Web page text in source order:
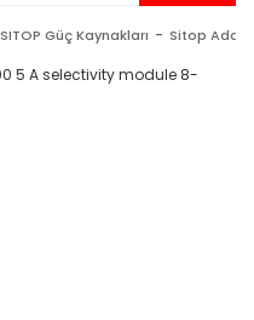
SITOP Güç Kaynakları Sitop Add-